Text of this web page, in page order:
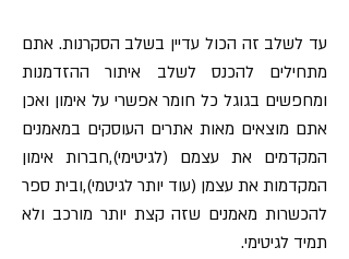
עד לשלב זה הכול עדיין בשלב הסקרנות. אתם
מתחילים להכנס לשלב איתור ההזדמנות
ומחפשים בגוגל כל חומר אפשרי על אימון ואכן
אתם מוצאים מאות אתרים העוסקים במאמנים
המקדמים את עצמם (לגיטימי),חברות אימון
המקדמות את עצמן (עוד יותר לגיטמי),ובית ספר
להכשרות מאמנים שזה קצת יותר מורכב ולא
תמיד לגיטימי.